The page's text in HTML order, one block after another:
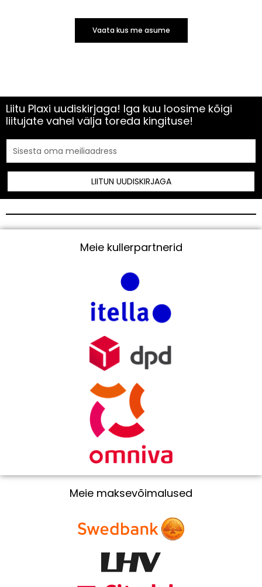
Vaata kus me asume
Liitu Plaxi uudiskirjaga! Iga kuu loosime kõigi
liitujate vahel välja toreda kingituse!
LIITUN UUDISKIRJAGA
Meie kullerpartnerid
Meie maksevõimalused